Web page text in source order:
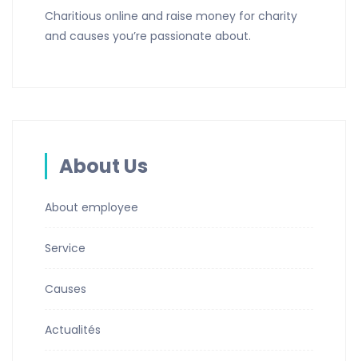
Charitious online and raise money for charity
and causes you’re passionate about.
About Us
About employee
Service
Causes
Actualités